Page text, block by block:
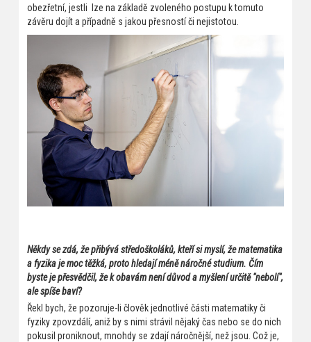
obezřetní, jestli lze na základě zvoleného postupu k tomuto
závěru dojít a případně s jakou přesností či nejistotou.
Někdy se zdá, že přibývá středoškoláků, kteří si myslí, že matematika
a fyzika je moc těžká, proto hledají méně náročné studium. Čím
byste je přesvědčil, že k obavám není důvod a myšlení určitě "nebolí",
ale spíše baví?
Řekl bych, že pozoruje-li člověk jednotlivé části matematiky či
fyziky zpovzdálí, aniž by s nimi strávil nějaký čas nebo se do nich
pokusil proniknout, mnohdy se zdají náročnější, než jsou. Což je,